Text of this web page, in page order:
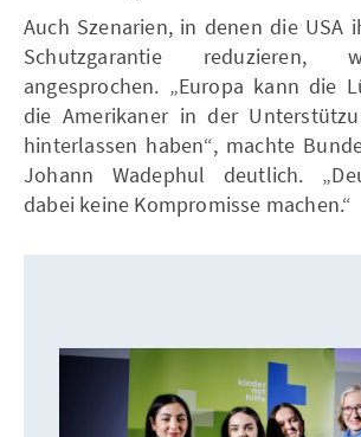
Auch Szenarien, in denen die USA
Schutzgarantie reduzieren,
angesprochen. „Europa kann die
die Amerikaner in der
hinterlassen haben“, machte
Johann Wadephul deutlich.
dabei keine Kompromisse machen.“